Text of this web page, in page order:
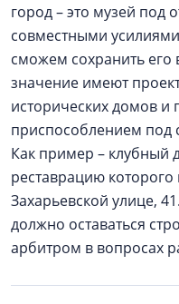
город – это музей под
совместными
сможем сохранить
значение имеют
исторических домов и
приспособлением под
Как пример – клубный
реставрацию
Захарьевской улице,
должно оставаться
арбитром в вопросах